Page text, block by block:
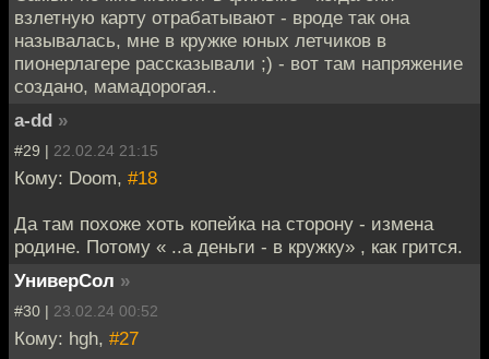
взлетную карту отрабатывают - вроде так она
называлась, мне в кружке юных летчиков в
пионерлагере рассказывали ;) - вот там напряжение
создано, мамадорогая..
a-dd »
#29 | 22.02.24 21:15
Кому: Doom, #18
Да там похоже хоть копейка на сторону - измена
родине. Потому « ..а деньги - в кружку» , как грится.
УниверСол »
#30 | 23.02.24 00:52
Кому: hgh, #27